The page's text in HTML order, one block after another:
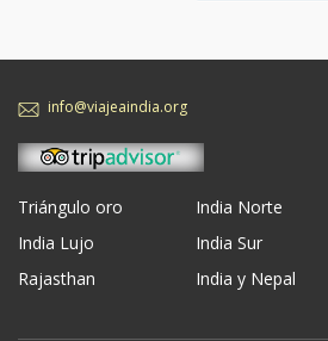
info@viajeaindia.org
Triángulo oro
India Lujo
Rajasthan
India Norte
India Sur
India y Nepal